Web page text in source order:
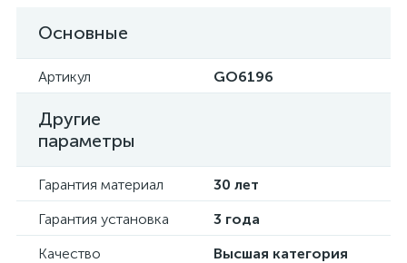
Основные
Артикул GO6196
Другие
параметры
Гарантия материал
30 лет
Гарантия установка
3 года
Качество
Высшая категория